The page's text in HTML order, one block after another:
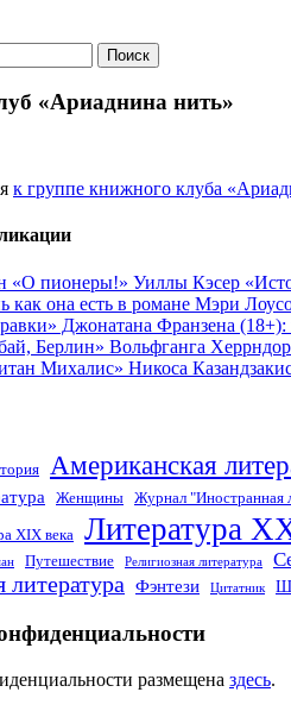
«Ариаднина нить»
к группе книжного клуба
пионеры!» Уиллы Кэсер
она есть в романе Мэри
Джонатана Франзена (18+):
Берлин» Вольфганга
Михалис» Никоса
Американская
Женщины Журнал "Иностранная
XIX века Литература
Путешествие Религиозная литература
литература Фэнтези Цитатник
размещена здесь.